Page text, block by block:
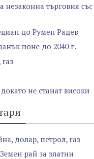
незаконна търговия със
до Румен Радев
поне до 2040 г.
не станат високи
долар, петрол, газ
Земен рай за златни